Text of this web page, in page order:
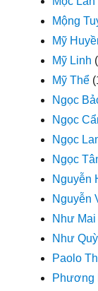
Mộng
Mỹ
Mỹ Linh
Mỹ Thể
Ngọc
Ngọc
Ngọc
Ngọc
Nguyễn
Nguyễn
Như Mai
Như
Paolo
Phương